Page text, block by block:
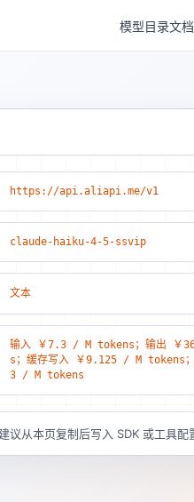
模型目录文档
https://api.aliapi.me/v1
claude-haiku-4-5-ssvip
文本
输入 ￥7.3 / M tokens；输出 ￥
s；缓存写入 ￥9.125 / M tokens
3 / M tokens
议从本页复制后写入 SDK 或工具配